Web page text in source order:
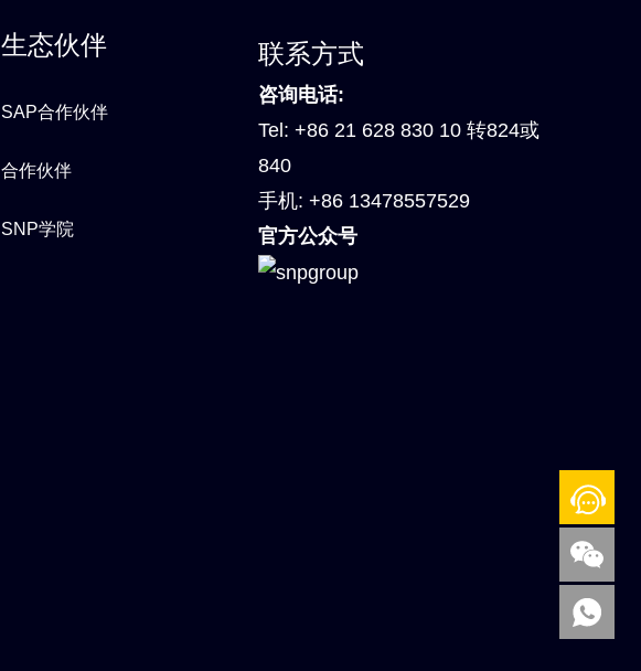
生态伙伴
SAP合作伙伴
合作伙伴
SNP学院
联系方式
咨询电话:
Tel: +86 21 628 830 10 转824或
840
手机: +86 13478557529
官方公众号